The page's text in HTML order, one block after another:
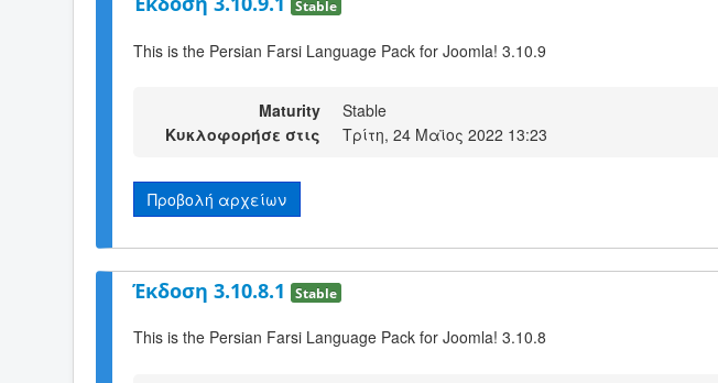
Stable
This is the Persian Farsi Language Pack for Joomla! 3.10.9
Maturity
Stable
Κυκλοφορήσε στις
Τρίτη, 24 Μαϊος 2022 13:23
Προβολή αρχείων
Έκδοση 3.10.8.1 Stable
This is the Persian Farsi Language Pack for Joomla! 3.10.8